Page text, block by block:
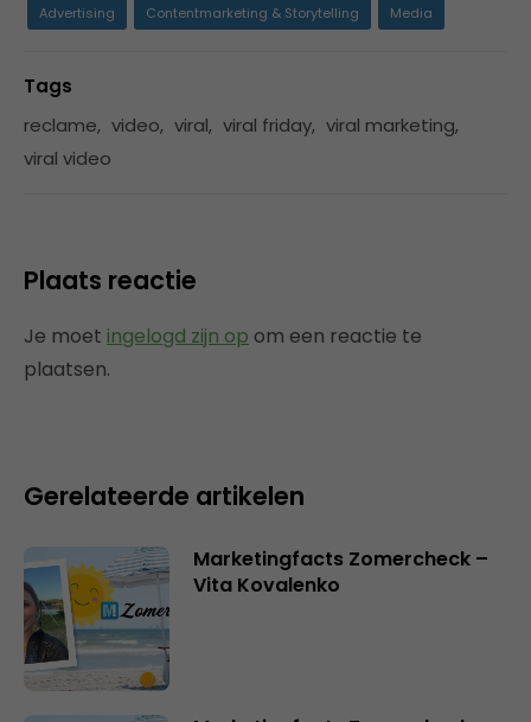
Advertising Contentmarketing & Storytelling Media
Tags
reclame, video, viral, viral friday, viral marketing,
viral video
Plaats reactie
Je moet ingelogd zijn op om een reactie te
plaatsen.
Gerelateerde artikelen
Marketingfacts Zomercheck –
Vita Kovalenko